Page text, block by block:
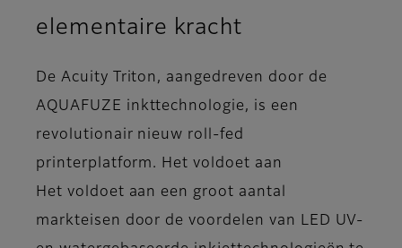
elementaire kracht
De Acuity Triton, aangedreven door de
AQUAFUZE inkttechnologie, is een
revolutionair nieuw roll-fed
printerplatform. Het voldoet aan
Het voldoet aan een groot aantal
markteisen door de voordelen van LED UV-